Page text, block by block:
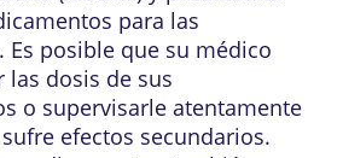
para las
Es posible que su médico
las dosis de sus
o supervisarle atentamente
efectos secundarios.